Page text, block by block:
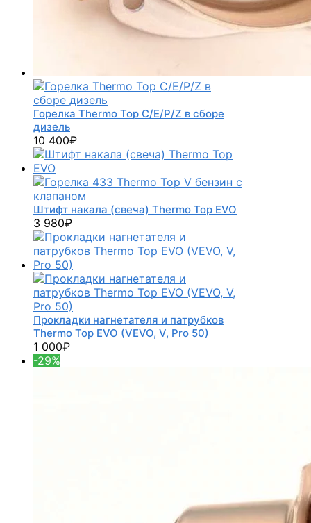
Горелка Thermo Top C/E/P/Z в сборе
дизель
10 400₽
Штифт накала (свеча) Thermo Top EVO
3 980₽
Прокладки нагнетателя и патрубков
Thermo Top EVO (VEVO, V, Pro 50)
1 000₽
-29%